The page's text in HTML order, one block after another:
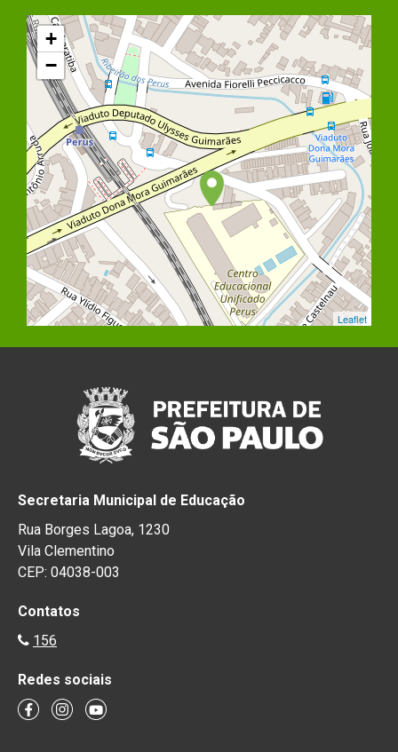
+
−
Leaflet
Secretaria Municipal de Educação
Rua Borges Lagoa, 1230
Vila Clementino
CEP: 04038-003
Contatos
156
Redes sociais